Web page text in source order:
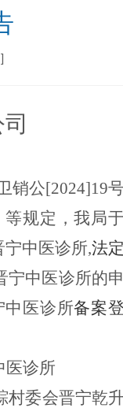
]
销公[2024]19号
等规定，我局于
宁中医诊所,法定
宁中医诊所的申
中医诊所备案登
医诊所
村委会晋宁乾